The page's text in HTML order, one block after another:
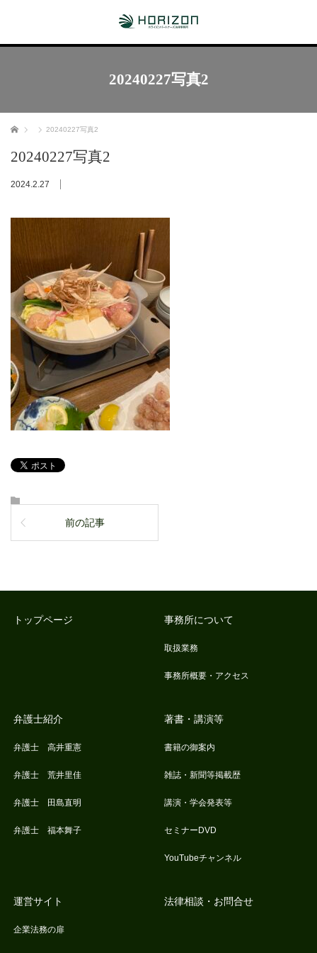
20240227写真2
ホーム 20240227写真2
20240227写真2
2024.2.27
前の記事
トップページ 事務所について
取扱業務
事務所概要・アクセス
弁護士紹介
弁護士 高井重憲
弁護士 荒井里佳
弁護士 田島直明
弁護士 福本舞子
著書・講演等
書籍の御案内
雑誌・新聞等掲載歴
講演・学会発表等
セミナーDVD
YouTubeチャンネル
運営サイト
企業法務の扉
法律相談・お問合せ